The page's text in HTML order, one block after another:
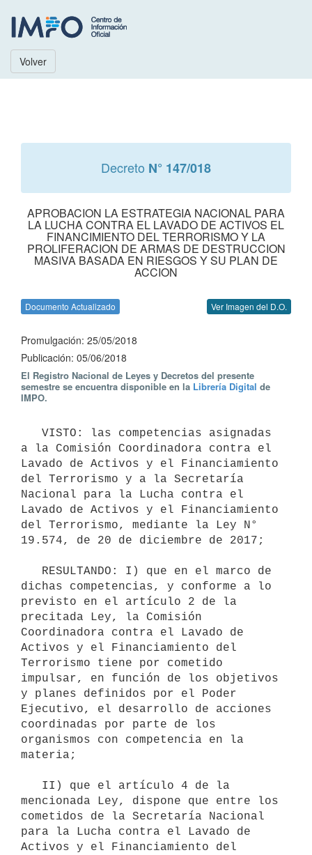
Volver
Decreto N° 147/018
APROBACION LA ESTRATEGIA NACIONAL PARA
LA LUCHA CONTRA EL LAVADO DE ACTIVOS EL
FINANCIMIENTO DEL TERRORISMO Y LA
PROLIFERACION DE ARMAS DE DESTRUCCION
MASIVA BASADA EN RIESGOS Y SU PLAN DE
ACCION
Documento Actualizado Ver Imagen del D.O.
Promulgación: 25/05/2018
Publicación: 05/06/2018
El Registro Nacional de Leyes y Decretos del presente
semestre se encuentra disponible en la Librería Digital de
IMPO.
a la Comisión Coordinadora contra el
Lavado de Activos y el Financiamiento
del Terrorismo y a la Secretaría
Nacional para la Lucha contra el
Lavado de Activos y el Financiamiento
del Terrorismo, mediante la Ley N°
19.574, de 20 de diciembre de 2017;
dichas competencias, y conforme a lo
previsto en el artículo 2 de la
precitada Ley, la Comisión
Coordinadora contra el Lavado de
Activos y el Financiamiento del
Terrorismo tiene por cometido
impulsar, en función de los objetivos
y planes definidos por el Poder
Ejecutivo, el desarrollo de acciones
coordinadas por parte de los
organismos con competencia en la
materia;
mencionada Ley, dispone que entre los
cometidos de la Secretaría Nacional
para la Lucha contra el Lavado de
Activos y el Financiamiento del